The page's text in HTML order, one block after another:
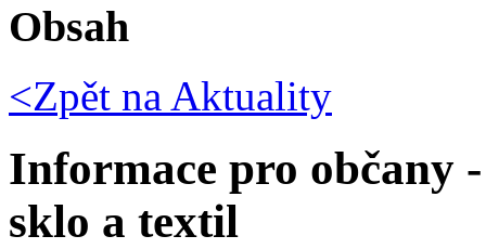
Obsah
<Zpět na Aktuality
Informace pro občany
sklo a textil